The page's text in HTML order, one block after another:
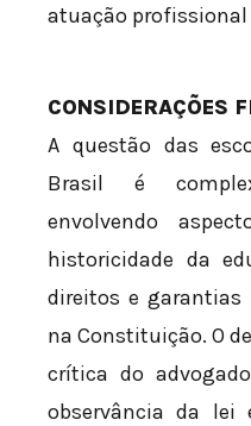
atuação profissional
CONSIDERAÇÕES
A questão das
Brasil é
envolvendo
historicidade da
direitos e garantias
na Constituição. O
crítica do
observância da